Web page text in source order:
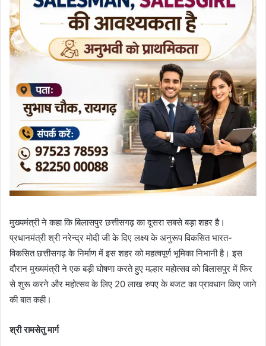
मुख्यमंत्री ने कहा कि बिलासपुर छत्तीसगढ़ का दूसरा सबसे बड़ा शहर है।
प्रधानमंत्री श्री नरेन्द्र मोदी जी के दिए लक्ष्य के अनुरूप विकसित भारत-
विकसित छत्तीसगढ़ के निर्माण में इस शहर को महत्वपूर्ण भूमिका निभानी है। इस
दौरान मुख्यमंत्री ने एक बड़ी घोषणा करते हुए मल्हार महोत्सव को बिलासपुर में फिर
से शुरू करने और महोत्सव के लिए 20 लाख रुपए के बजट का प्रावधान किए जाने
की बात कही।
श्री रामसेतु मार्ग